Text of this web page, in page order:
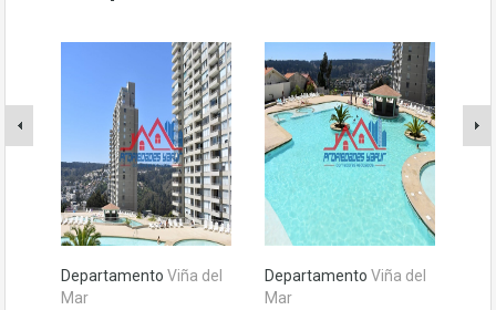
Departamento Viña del
Mar
Departamento Viña del
Mar